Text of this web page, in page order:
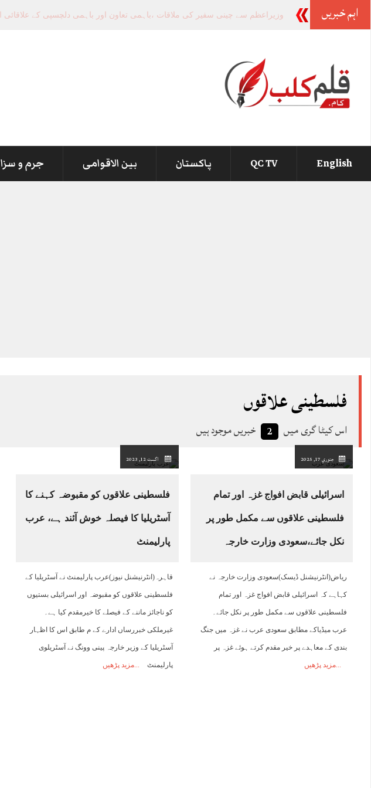
اہم خبریں
English
QC TV پاکستان بین الاقوامی جرم و سزا
فلسطینی علاقوں
اس کیٹا گری میں 2 خبریں موجود ہیں
31°C 30°C 28°C
17:00
27°C
19:00
26°C
20:00
25°C
21:00
25°C
22:00
24°C
جنوري 17, 2025
اسرائیلی قابض افواج غزہ اور تمام
فلسطینی علاقوں سے مکمل طور پر
نکل جائے،سعودی وزارت خارجہ
ریاض(انٹرنیشنل ڈیسک)سعودی وزارت خارجہ نے
کہاہے کہ اسرائیلی قابض افواج غزہ اور تمام
فلسطینی علاقوں سے مکمل طور پر نکل جائے۔
عرب میڈیاکے مطابق سعودی عرب نے غزہ میں جنگ
بندی کے معاہدے پر خیر مقدم کرتے ہوئے غزہ پر
مزید پڑھیں
اگست 12, 2023
فلسطینی علاقوں کو مقبوضہ کہنے کا
آسٹریلیا کا فیصلہ خوش آئند ہے، عرب
پارلیمنٹ
قاہرہ(انٹرنیشنل نیوز)عرب پارلیمنٹ نے آسٹریلیا کے
فلسطینی علاقوں کو مقبوضہ اور اسرائیلی بستیوں
کو ناجائز ماننے کے فیصلے کا خیرمقدم کیا ہے۔
غیرملکی خبررساں ادارے کے م طابق اس کا اظہار
آسٹریلیا کے وزیر خارجہ پینی وونگ نے آسٹریلوی
پارلیمنٹ مزید پڑھیں